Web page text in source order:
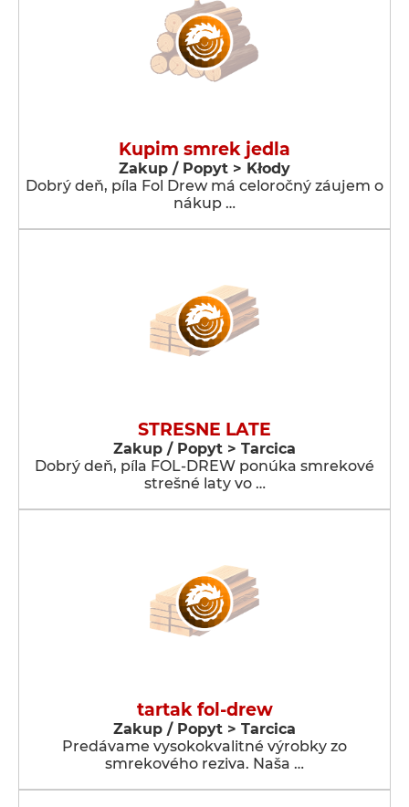
Kupim smrek jedla
Zakup / Popyt > Kłody
Dobrý deň, píla Fol Drew má celoročný záujem o
nákup …
STRESNE LATE
Zakup / Popyt > Tarcica
Dobrý deň, píla FOL-DREW ponúka smrekové
strešné laty vo …
tartak fol-drew
Zakup / Popyt > Tarcica
Predávame vysokokvalitné výrobky zo
smrekového reziva. Naša …